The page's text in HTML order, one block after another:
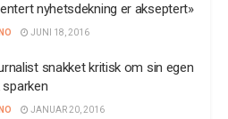
nyhetsdekning er akseptert»
JUNI 18, 2016
snakket kritisk om sin egen
JANUAR 20, 2016